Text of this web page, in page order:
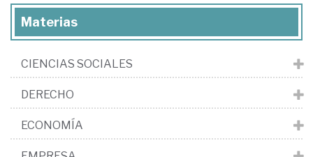
Materias
CIENCIAS SOCIALES
DERECHO
ECONOMÍA